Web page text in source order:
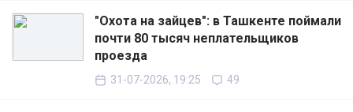
"Охота на зайцев": в Ташкенте поймали
почти 80 тысяч неплательщиков
проезда
31-07-2026, 19:25 49